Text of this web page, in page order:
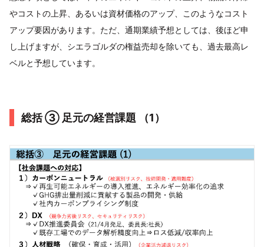
やコストの上昇、あるいは資材価格のアップ、このようなコスト
アップ要因があります。ただ、通期業績予想としては、後ほど申
し上げますが、シエラゴルダの権益売却を除いても、過去最高レ
ベルと予想しています。
総括 ③ 足元の経営課題 （1）